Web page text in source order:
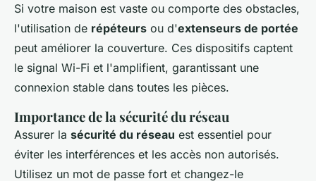
Si votre maison est vaste ou comporte des obstacles,
l'utilisation de répéteurs ou d'extenseurs de portée
peut améliorer la couverture. Ces dispositifs captent
le signal Wi-Fi et l'amplifient, garantissant une
connexion stable dans toutes les pièces.
Importance de la sécurité du réseau
Assurer la sécurité du réseau est essentiel pour
éviter les interférences et les accès non autorisés.
Utilisez un mot de passe fort et changez-le